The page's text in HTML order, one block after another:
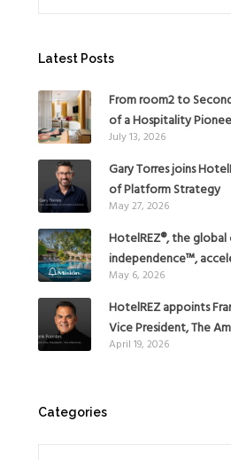
Latest Posts
From room2 to
of a Hospitality
July 13, 2026
Gary Torres joins
of Platform Strategy
May 27, 2026
HotelREZ®, the global
independence™,
with the addition of
May 6, 2026
HotelREZ appoints
Vice President, The
Global Expansion
April 19, 2026
Categories